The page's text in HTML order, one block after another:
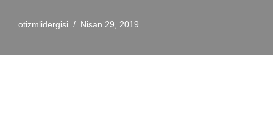
otizmlidergisi Nisan 29, 2019